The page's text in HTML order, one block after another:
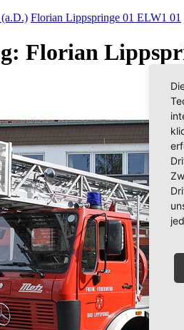
Florian Lippspringe 01 ELW1 01
Florian